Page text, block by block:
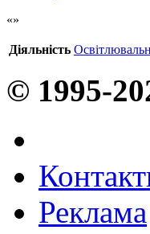
Діяльність
© 1995-
Реклама